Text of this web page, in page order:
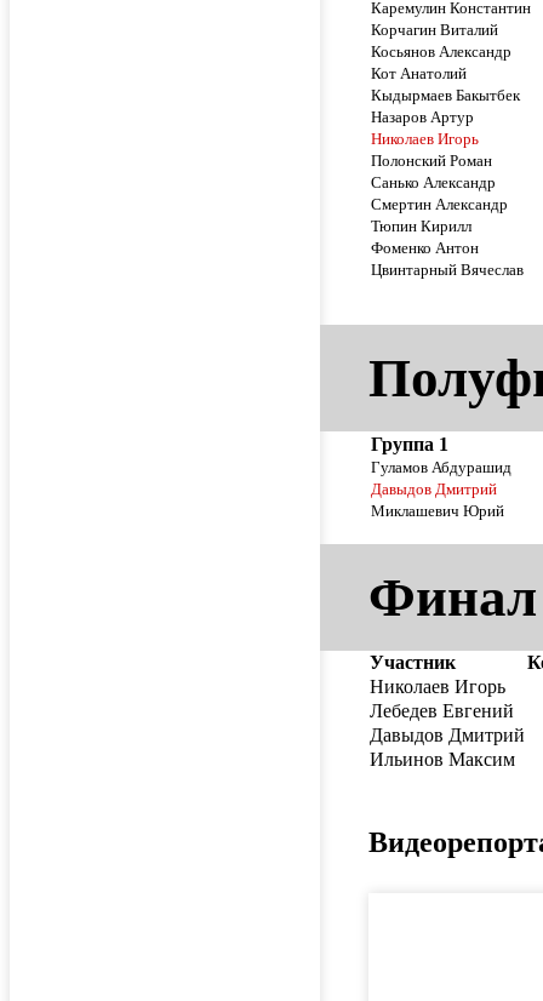
Каремулин Константин
Корчагин Виталий
Косьянов Александр
Кот Анатолий
Кыдырмаев Бакытбек
Назаров Артур
Николаев Игорь
Полонский Роман
Санько Александр
Смертин Александр
Тюпин Кирилл
Фоменко Антон
Цвинтарный Вячеслав
Группа 1
Гуламов Абдурашид
Давыдов Дмитрий
Миклашевич Юрий
Финал
Участник
Николаев Игорь
Лебедев Евгений
Давыдов Дмитрий
Ильинов Максим